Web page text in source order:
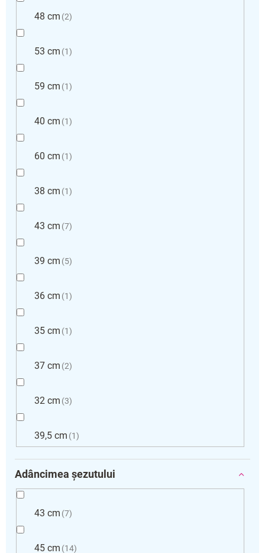
48 cm 2
53 cm 1
59 cm 1
40 cm 1
60 cm 1
38 cm 1
43 cm 7
39 cm 5
36 cm 1
35 cm 1
37 cm 2
32 cm 3
39,5 cm 1
Adâncimea șezutului
43 cm 7
45 cm 14